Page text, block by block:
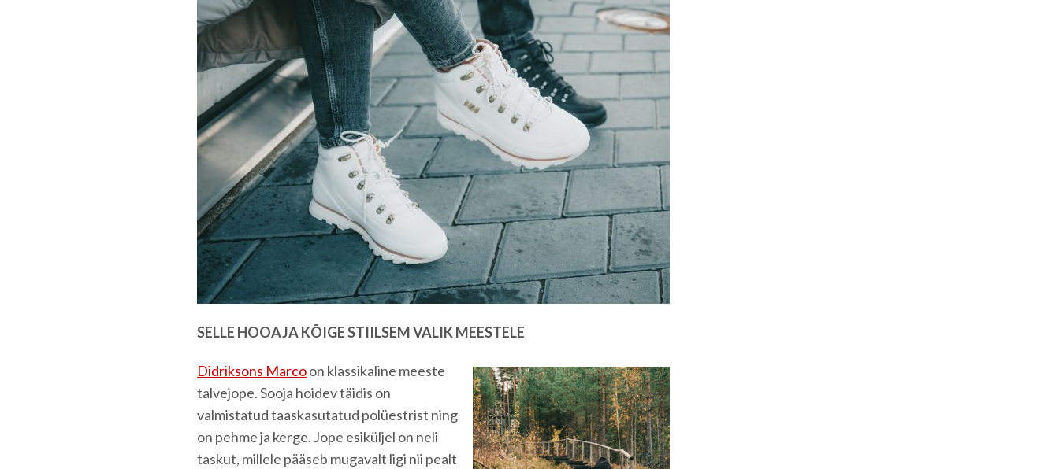
SELLE HOOAJA KÕIGE STIILSEM VALIK MEESTELE
Didriksons Marcoon klassikaline meeste
talvejope. Sooja hoidev täidis on
valmistatud taaskasutatud polüestrist ning
on pehme ja kerge. Jope esiküljel on neli
taskut, millele pääseb mugavalt ligi nii pealt